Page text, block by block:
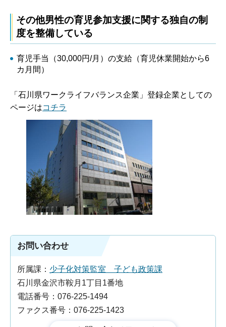
その他男性の育児参加支援に関する独自の制
度を整備している
育児手当（30,000円/月）の支給（育児休業開始から6
カ月間）
「石川県ワークライフバランス企業」登録企業としての
ページはコチラ
お問い合わせ
所属課： 少子化対策監室 子ども政策課
石川県金沢市鞍月1丁目1番地
電話番号：076-225-1494
ファクス番号：076-225-1423